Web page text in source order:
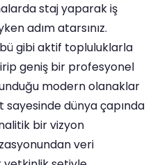
staj yaparak iş
adım atarsınız.
gibi aktif topluluklarla
geniş bir profesyonel
modern olanaklar
sayesinde dünya çapında
bir vizyon
veri